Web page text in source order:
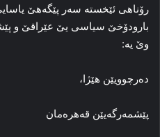
رۆناهی ئێخستە سەر پێگەهێ
بارودۆخێ سیاسی یێ عێراقێ و
وێ یە:
دەرچوویێن هێژا،
پێشمەرگەیێن قەهرەمان